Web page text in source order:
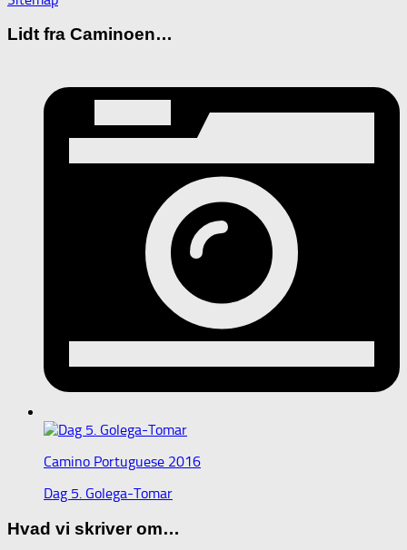
Lidt fra Caminoen…
Camino Portuguese 2016
Dag 5. Golega-Tomar
Hvad vi skriver om…